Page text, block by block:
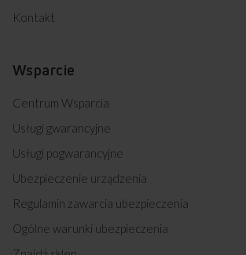
Kontakt
Wsparcie
Centrum Wsparcia
Usługi gwarancyjne
Usługi pogwarancyjne
Ubezpieczenie urządzenia
Regulamin zawarcia ubezpieczenia
Ogólne warunki ubezpieczenia